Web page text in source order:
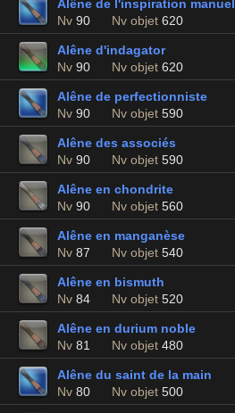
Alêne de l'inspiration
Nv 90 Nv objet 620
Alêne d'indagator
Nv 90 Nv objet 620
Alêne de perfectionniste
Nv 90 Nv objet 590
Alêne des associés
Nv 90 Nv objet 590
Alêne en chondrite
Nv 90 Nv objet 560
Alêne en manganèse
Nv 87 Nv objet 540
Alêne en bismuth
Nv 84 Nv objet 520
Alêne en durium noble
Nv 81 Nv objet 480
Alêne du saint de la main
Nv 80 Nv objet 500